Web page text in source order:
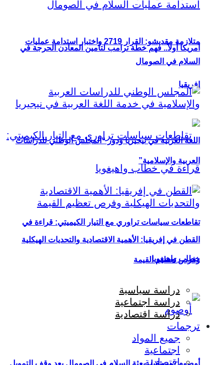
أمريكا أولاً.. فهم خطة ترامب لتأمين المعادن الحرجة في
إفريقيا
تقاطعات سياسات تراوري مع التيار الكيميتي: قراءة في
خطاب واهيغويا
أوصوم: مستقبل بعثة السلام في الصومال بعد وقف التمويل
متلازمة مقديشو: القرار 2719 واختبار استدامة عمليات
السلام في الصومال
اللغة العربية في نيجيريا ودور “المجلس الوطني للدراسات
العربية والإسلامية”
القطن في إفريقيا: الأهمية الاقتصادية والتحديات الهيكلية
وفرص تعظيم القيمة
دراسة سياسية
دراسة اجتماعية
دراسة اقتصادية
ترجمات
جميع المواد
اجتماعية
اقتصادية